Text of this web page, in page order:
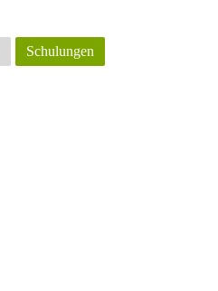
Schulungen